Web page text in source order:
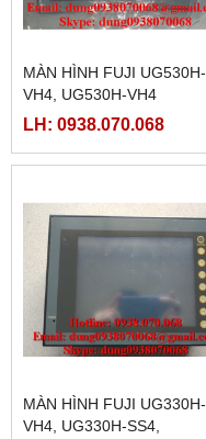
MÀN HÌNH FUJI UG530H-
VH4, UG530H-VH4
LH: 0938.070.068
MÀN HÌNH FUJI UG330H-
VH4, UG330H-SS4,